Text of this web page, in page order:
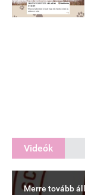
Videók
Merre tovább